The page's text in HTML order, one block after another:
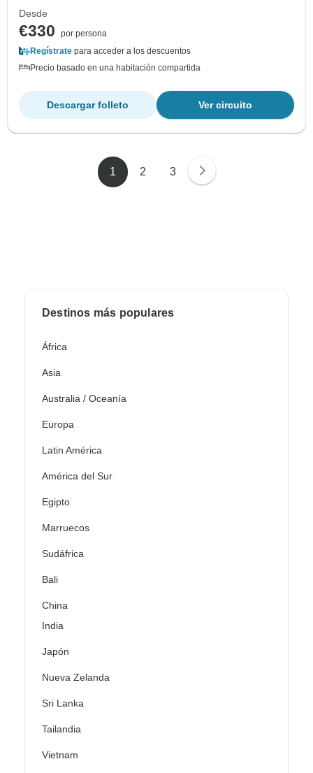
Desde
€330
por persona
Regístrate para acceder a los descuentos
Precio basado en una habitación compartida
Ver circuito
Descargar folleto
1 2 3
Destinos más populares
África
Asia
Australia / Oceanía
Europa
Latin América
América del Sur
Egipto
Marruecos
Sudáfrica
Bali
China
India
Japón
Nueva Zelanda
Sri Lanka
Tailandia
Vietnam